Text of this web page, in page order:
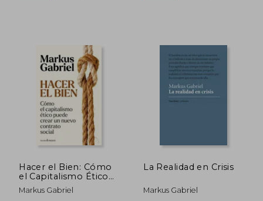
45% $ 175.289 45%
Hacer el Bien: Cómo
el Capitalismo Ético
Puede Crear un
Nuevo Contrato
Markus Gabriel
La Realidad en Crisis
Markus Gabriel